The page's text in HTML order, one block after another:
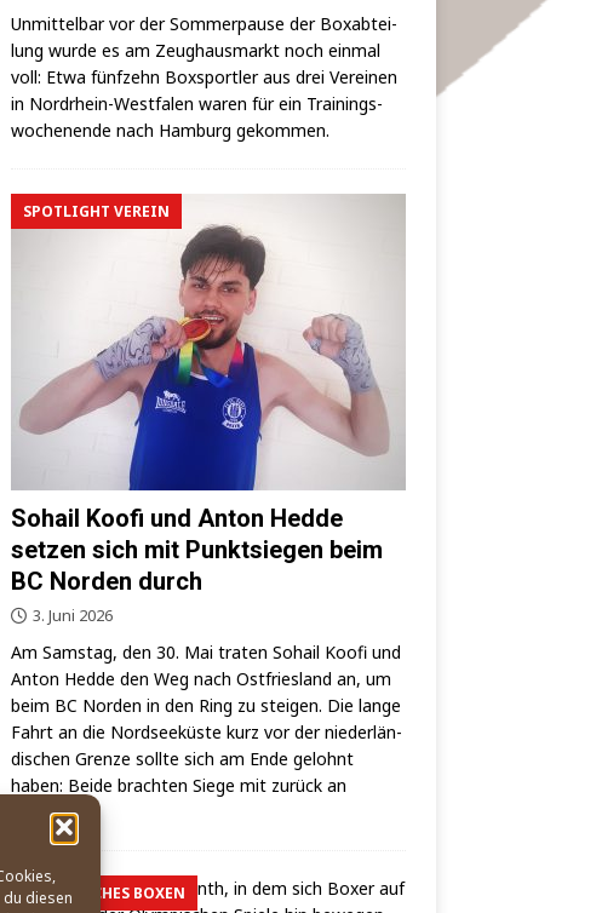
diesen
Unmit­tel­bar vor der Som­mer­pau­se der Box­ab­tei­
lung wur­de es am Zeug­haus­markt noch ein­mal
voll: Etwa fünf­zehn Box­sport­ler aus drei Ver­ei­nen
in Nord­rhein-West­fa­len waren für ein Trai­nings­
wo­chen­en­de nach Ham­burg gekommen.
SPOTLIGHT VEREIN
Sohail Koofi und Anton Hedde
setzen sich mit Punktsiegen beim
BC Norden durch
3. Juni 2026
Am Sams­tag, den 30. Mai tra­ten Sohail Koo­fi und
Anton Hed­de den Weg nach Ost­fries­land an, um
beim BC Nor­den in den Ring zu stei­gen. Die lan­ge
Fahrt an die Nord­see­küs­te kurz vor der nie­der­län­
di­schen Gren­ze soll­te sich am Ende gelohnt
haben: Bei­de brach­ten Sie­ge mit zurück an
die Elbe.
OLYMPISCHES BOXEN